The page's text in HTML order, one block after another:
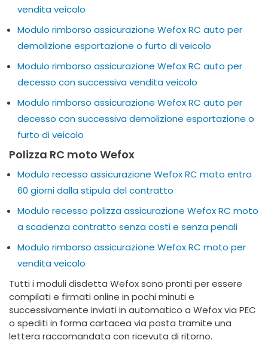
vendita veicolo
Modulo rimborso assicurazione Wefox RC auto per
demolizione esportazione o furto di veicolo
Modulo rimborso assicurazione Wefox RC auto per
decesso con successiva vendita veicolo
Modulo rimborso assicurazione Wefox RC auto per
decesso con successiva demolizione esportazione o
furto di veicolo
Polizza RC moto Wefox
Modulo recesso assicurazione Wefox RC moto entro
60 giorni dalla stipula del contratto
Modulo recesso polizza assicurazione Wefox RC moto
a scadenza contratto senza costi e senza penali
Modulo rimborso assicurazione Wefox RC moto per
vendita veicolo
Tutti i moduli disdetta Wefox sono pronti per essere
compilati e firmati online in pochi minuti e
successivamente inviati in automatico a Wefox via PEC
o spediti in forma cartacea via posta tramite una
lettera raccomandata con ricevuta di ritorno.